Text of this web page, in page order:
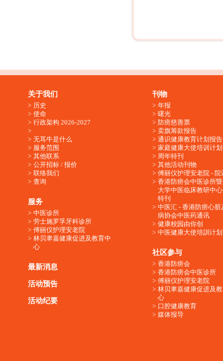
关于我们
历史
使命
行政架构 2026-2027
无耳牛是什么
服务范围
其他联系
公开招标 / 报价
联络我们
查询
服务
中医诊所
劳士施罗孚牙科诊所
傅丽仪护理安老院
林贝聿嘉健康促进及教育中
心
最新消息
活动预告
活动纪要
刊物
年报
曙光
防痨慈善票
卖旗筹款报告
通识健康教育计划报告
家庭健康大使培训计划
周年特刊
其他活动刊物
傅丽仪护理安老院 - 院
香港防痨会中医诊所
大学中医临床教研中
特刊
中医汇 - 香港防痨心脏
病协会中医药通讯
健康校园由你创
中医健康大使培訓计划
社区参与
香港防痨会
香港防痨会中医诊所
傅丽仪护理安老院
林贝聿嘉健康促进及
心
口腔健康教育
媒体报导